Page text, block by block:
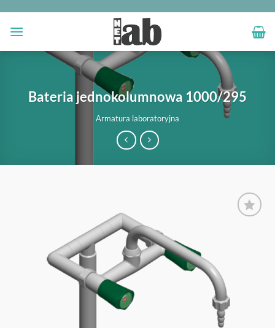
zawartości
Bateria jednokolumnowa 1000/295
Armatura laboratoryjna